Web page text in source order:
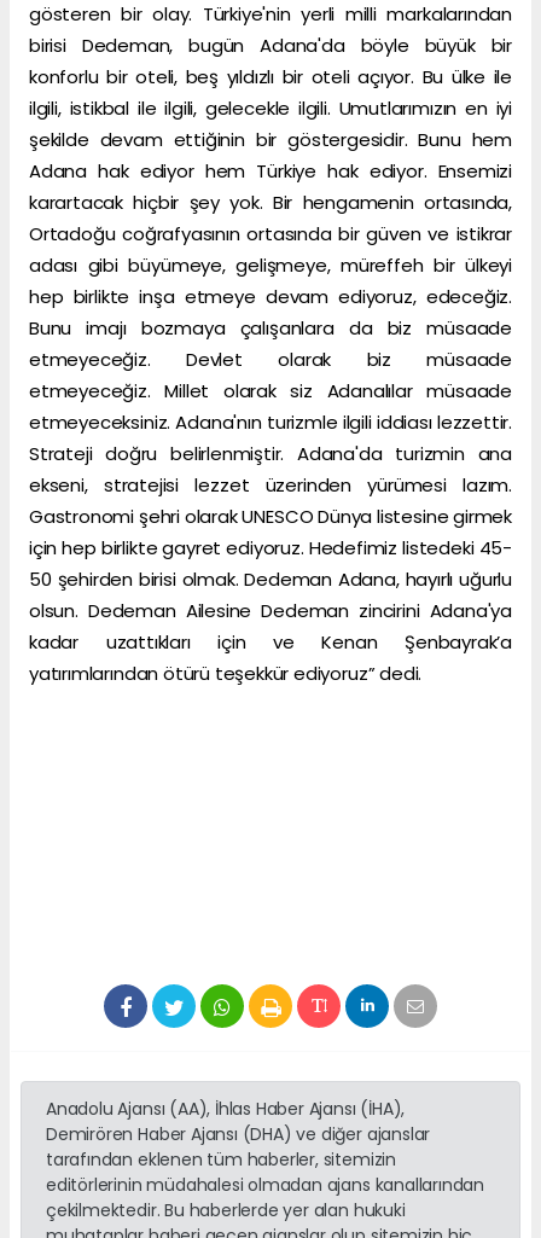
gösteren bir olay. Türkiye'nin yerli milli markalarından
birisi Dedeman, bugün Adana'da böyle büyük bir
konforlu bir oteli, beş yıldızlı bir oteli açıyor. Bu ülke ile
ilgili, istikbal ile ilgili, gelecekle ilgili. Umutlarımızın en iyi
şekilde devam ettiğinin bir göstergesidir. Bunu hem
Adana hak ediyor hem Türkiye hak ediyor. Ensemizi
karartacak hiçbir şey yok. Bir hengamenin ortasında,
Ortadoğu coğrafyasının ortasında bir güven ve istikrar
adası gibi büyümeye, gelişmeye, müreffeh bir ülkeyi
hep birlikte inşa etmeye devam ediyoruz, edeceğiz.
Bunu imajı bozmaya çalışanlara da biz müsaade
etmeyeceğiz. Devlet olarak biz müsaade
etmeyeceğiz. Millet olarak siz Adanalılar müsaade
etmeyeceksiniz. Adana'nın turizmle ilgili iddiası lezzettir.
Strateji doğru belirlenmiştir. Adana'da turizmin ana
ekseni, stratejisi lezzet üzerinden yürümesi lazım.
Gastronomi şehri olarak UNESCO Dünya listesine girmek
için hep birlikte gayret ediyoruz. Hedefimiz listedeki 45-
50 şehirden birisi olmak. Dedeman Adana, hayırlı uğurlu
olsun. Dedeman Ailesine Dedeman zincirini Adana'ya
kadar uzattıkları için ve Kenan Şenbayrak’a
yatırımlarından ötürü teşekkür ediyoruz” dedi.
Anadolu Ajansı (AA), İhlas Haber Ajansı (İHA),
Demirören Haber Ajansı (DHA) ve diğer ajanslar
tarafından eklenen tüm haberler, sitemizin
editörlerinin müdahalesi olmadan ajans kanallarından
çekilmektedir. Bu haberlerde yer alan hukuki